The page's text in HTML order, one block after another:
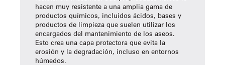
hacen muy resistente a una amplia gama de
productos químicos, incluidos ácidos, bases y
productos de limpieza que suelen utilizar los
encargados del mantenimiento de los aseos.
Esto crea una capa protectora que evita la
erosión y la degradación, incluso en entornos
húmedos.